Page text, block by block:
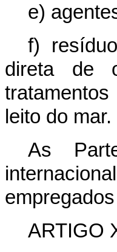
e)
f)
direta de
leito do mar.
As
ARTIGO